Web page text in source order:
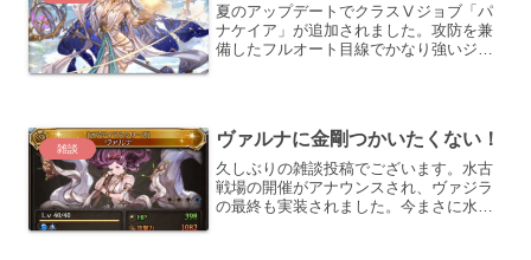
夏のアップデートでクラスⅤジョブ「パ
ナケイア」が追加されました。攻防を兼
備したフルオート目線でかなり強いジョ
雑談 ヴァルナに金剛つかいたくない！
久しぶりの雑談投稿でございます。水古
戦場の開催がアナウンスされ、ヴァジラ
の最終も実装されました。今まさに水編